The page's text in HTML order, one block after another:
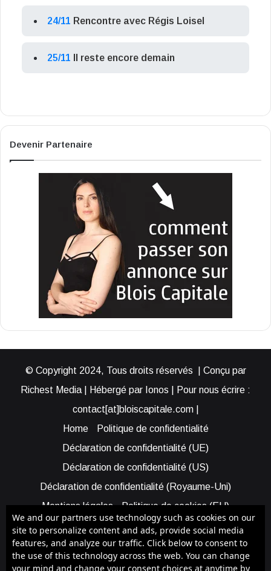
24/11 Rencontre avec Régis Loisel
25/11 Il reste encore demain
Devenir Partenaire
© Copyright 2024, Tous droits réservés | Conçu par
Richest Media | Hébergé par Ionos | Pour nous écrire :
contact[at]bloiscapitale.com |
Home
Politique de confidentialité
Déclaration de confidentialité (UE)
Déclaration de confidentialité (US)
Déclaration de confidentialité (Royaume-Uni)
Mentions légales
Politique de cookies (EU)
Cookie Policy (AUS)
Cookie Policy (US)
Qui sommes-nous ?
Participer à Blois Capitale
Bénéficier d’une assistance
We and our partners use technology such as cookies on our
site to personalize content and ads, provide social media
features, and analyze our traffic. Click below to consent to
the use of this technology across the web. You can change
your mind and change your consent choices at anytime by